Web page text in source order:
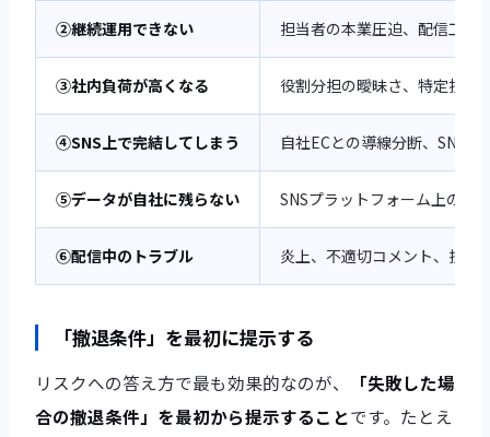
②継続運用できない 担当者の本業圧迫、配信工数
③社内負荷が高くなる 役割分担の曖昧さ、特定担当
④SNS上で完結してしまう 自社ECとの導線分断、SNS
⑤データが自社に残らない SNSプラットフォーム上の運
⑥配信中のトラブル 炎上、不適切コメント、技術
「撤退条件」を最初に提示する
リスクへの答え方で最も効果的なのが、
「失敗した場
合の撤退条件」を最初から提示することです。たとえ